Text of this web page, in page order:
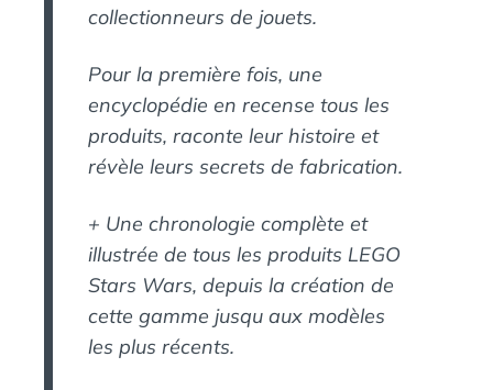
collectionneurs de jouets.
Pour la première fois, une
encyclopédie en recense tous les
produits, raconte leur histoire et
révèle leurs secrets de fabrication.
+ Une chronologie complète et
illustrée de tous les produits LEGO
Stars Wars, depuis la création de
cette gamme jusqu aux modèles
les plus récents.